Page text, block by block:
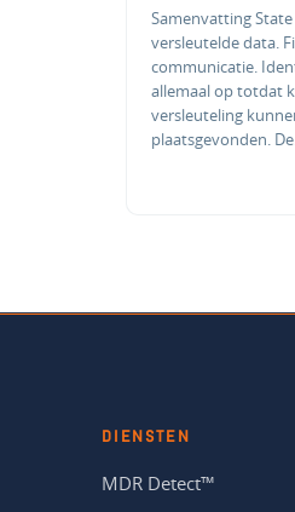
Samenvatting
versleutelde data.
communicatie.
allemaal op totdat
versleuteling
plaatsgevonden.
DIENSTEN
MDR Detect™